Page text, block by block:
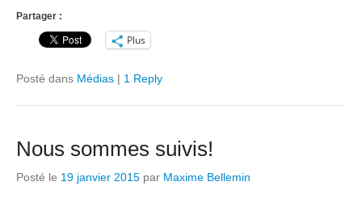
Partager :
Plus
Posté dans Médias | 1 Reply
Nous sommes suivis!
Posté le 19 janvier 2015 par Maxime Bellemin